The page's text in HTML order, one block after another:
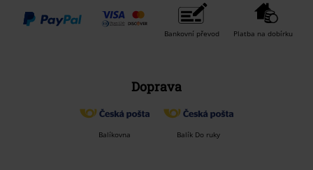
Bankovní převod Platba na dobírku
Doprava
Balíkovna Balík Do ruky